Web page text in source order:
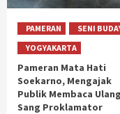
PAMERAN
SENI
YOGYAKARTA
Pameran Mata Hati
Soekarno, Mengajak
Publik Membaca Ulang
Sang Proklamator